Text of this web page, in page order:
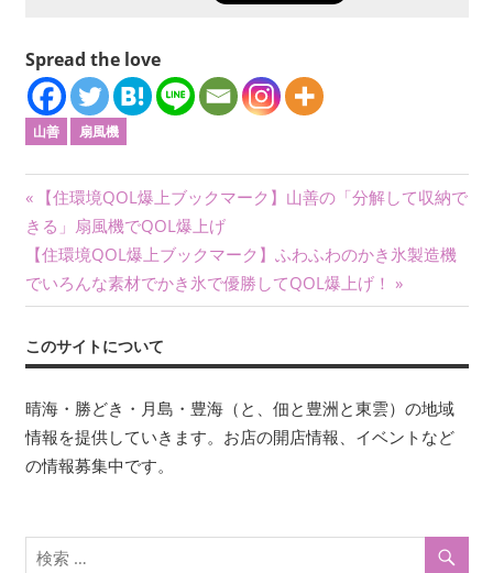
Spread the love
山善 扇風機
投
稿
ナ
ビ
ゲ
ー
シ
ン
前
の
記
事:
【住環境QOL爆上ブックマーク】山善の「分解して収納で
きる」扇風機でQOL爆上げ
次
の
記
事:
【住環境QOL爆上ブックマーク】ふわふわのかき氷製造機
でいろんな素材でかき氷で優勝してQOL爆上げ！
このサイトについて
晴海・勝どき・月島・豊海（と、佃と豊洲と東雲）の地域
情報を提供していきます。お店の開店情報、イベントなど
の情報募集中です。